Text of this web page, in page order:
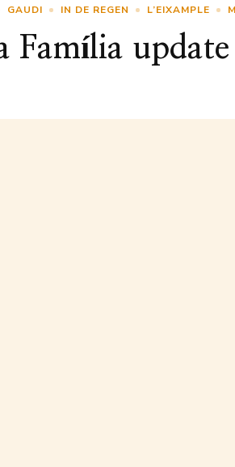
GAUDI IN DE REGEN L’EIXAMPLE
Família update